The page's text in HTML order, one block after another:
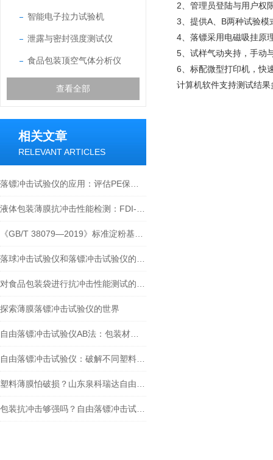
智能电子拉力试验机
泄露与密封强度测试仪
食品包装顶空气体分析仪
查看全部
相关文章
RELEVANT ARTICLES
探索薄膜落镖冲击试验仪的世界
2、管理员登陆与用户权
3、提供A、B两种试验
4、落镖采用电磁吸挂原
5、试样气动夹持，手动
6、标配微型打印机，快
计算机软件支持测试结